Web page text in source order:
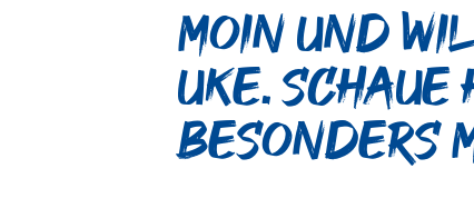
Moin und
UKE.
besonders